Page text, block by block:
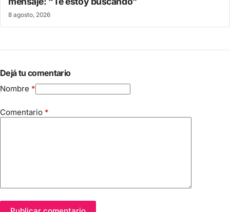
8 agosto, 2026
Dejá tu comentario
Nombre *
Comentario *